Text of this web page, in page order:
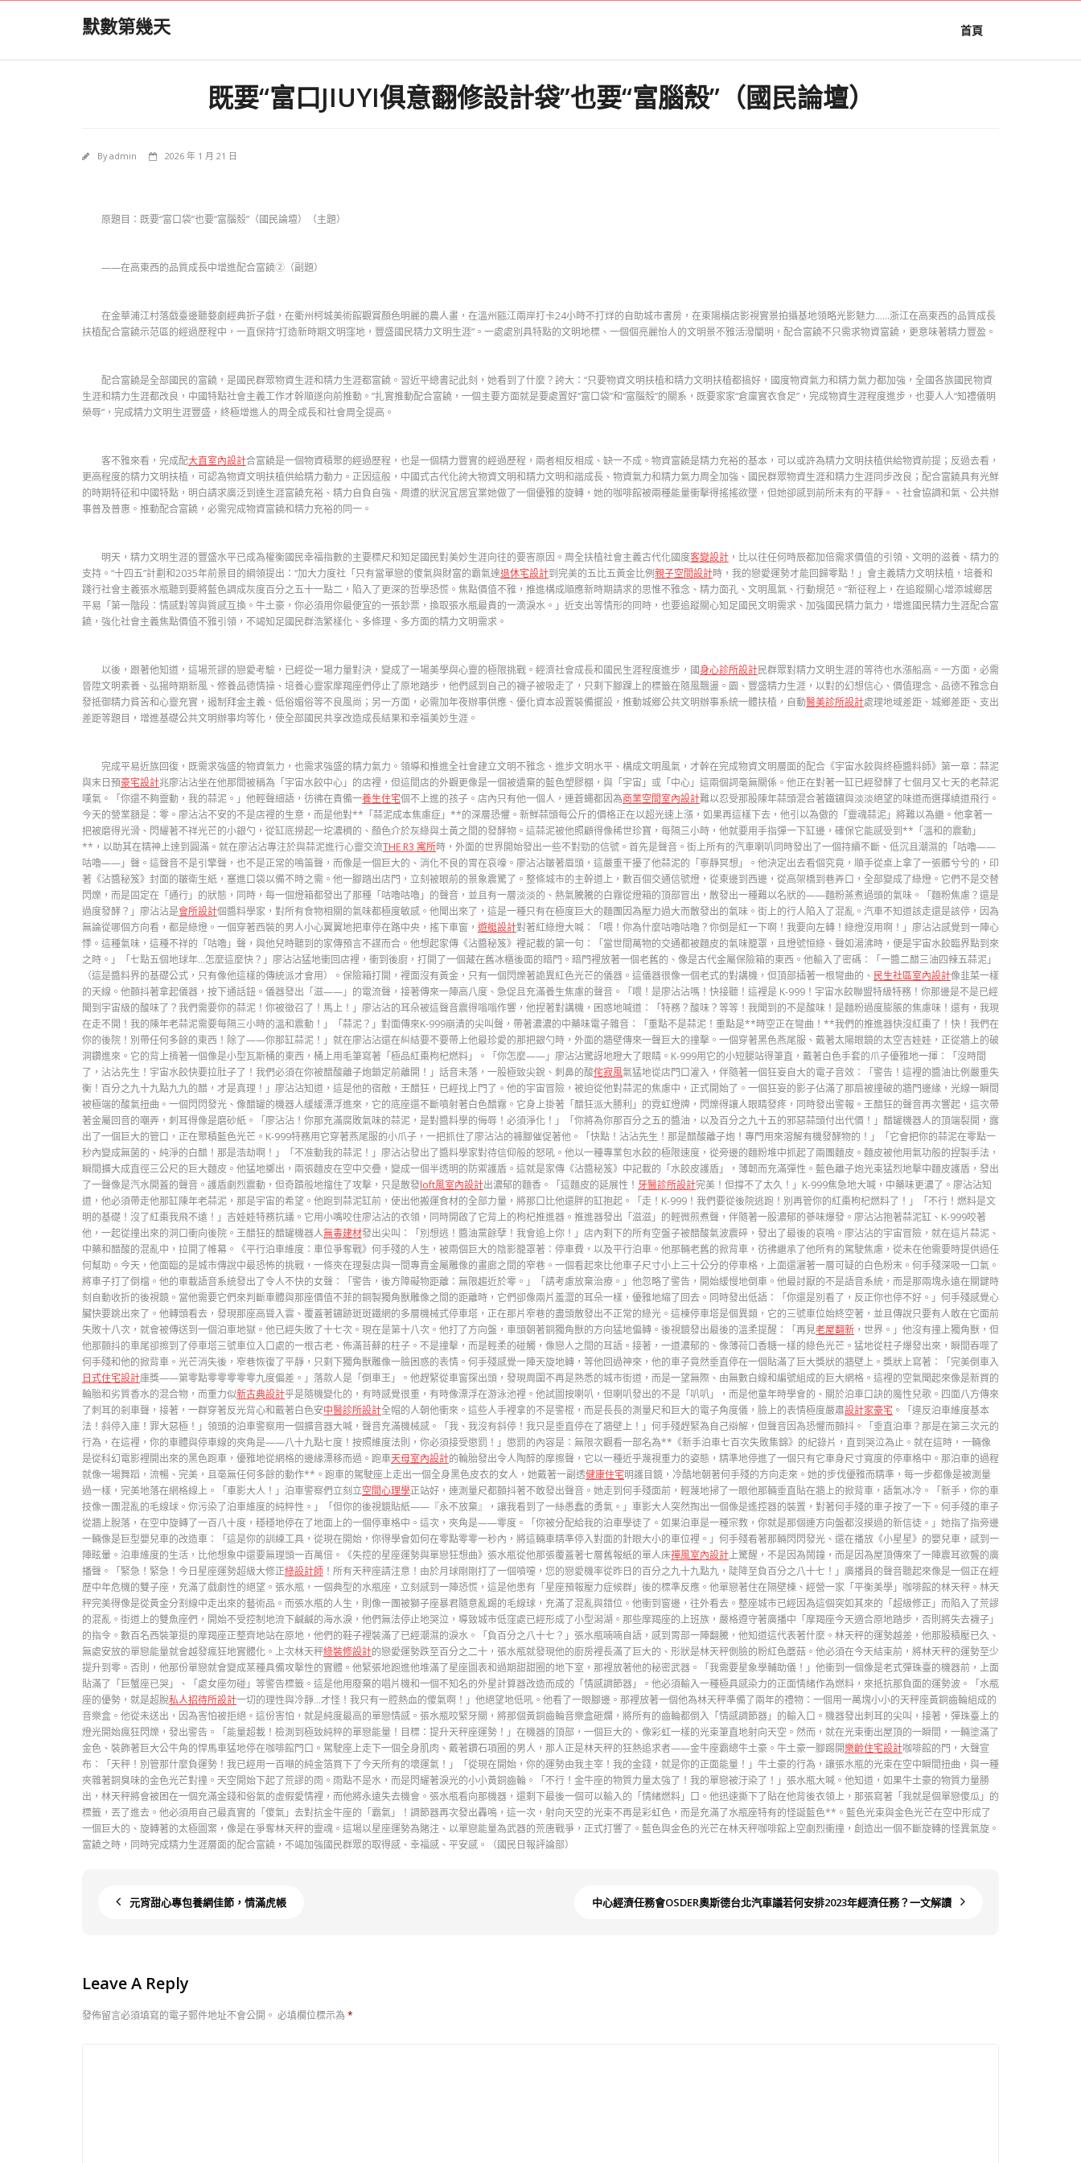
默數第幾天 首頁
既要“富口JIUYI俱意翻修設計袋”也要“富腦殼”（國民論壇）
Byadmin 2026 年 1 月 21 日
原題目：既要“富口袋”也要“富腦殼”（國民論壇）（主題）
——在高東西的品質成長中增進配合富饒②（副題）
在金華浦江村落戲臺邊聽婺劇經典折子戲，在衢州柯城美術館觀賞顏色明麗的農人畫，在溫州甌江兩岸打卡24小時不打烊的自助城市書房，在東陽橫店影視實景拍攝基地領略光影魅力……浙江在高東西的品質成長
扶植配合富饒示范區的經過歷程中，一直保持“打造新時期文明窪地，豐盛國民精力文明生涯”。一處處別具特點的文明地標、一個個亮麗怡人的文明景不雅活潑闡明，配合富饒不只需求物資富饒，更意味著精力豐盈。
配合富饒是全部國民的富饒，是國民群眾物資生涯和精力生涯都富饒。 習近平總書記此刻，她看到了什麼？誇大：“只要物資文明扶植和精力文明扶植都搞好，國度物資氣力和精力氣力都加強，全國各族國民物資
生涯和精力生涯都改良，中國特點社會主義工作才幹順遂向前推動。”扎實推動配合富饒，一個主要方面就是要處置好“富口袋”和“富腦殼”的關系，既要家家“倉廩實衣食足”，完成物資生涯程度進步，也要人人“知禮儀明
榮辱”，完成精力文明生涯豐盛，終極增進人的周全成長和社會周全提高。
客不雅來看，完成配大直室內設計合富饒是一個物資積聚的經過歷程，也是一個精力豐實的經過歷程，兩者相反相成、缺一不成。物資富饒是精力充裕的基本，可以或許為精力文明扶植供給物資前提；反過去看，
更高程度的精力文明扶植，可認為物資文明扶植供給精力動力。正因這般，中國式古代化誇大物資文明和精力文明和諧成長、物資氣力和精力氣力周全加強、國民群眾物資生涯和精力生涯同步改良；配合富饒具有光鮮
的時期特征和中國特點，明白請求廣泛到達生涯富饒充裕、精力自負自強、周遭的狀況宜居宜業她做了一個優雅的旋轉，她的咖啡館被兩種能量衝擊得搖搖欲墜，但她卻感到前所未有的平靜。、社會協調和氣、公共辦
事普及普惠。推動配合富饒，必需完成物資富饒和精力充裕的同一。
明天，精力文明生涯的豐盛水平已成為權衡國民幸福指數的主要標尺和知足國民對美妙生涯向往的要害原因。周全扶植社會主義古代化國度客變設計 ，比以往任何時辰都加倍需求價值的引領、文明的滋養、精力的
支持。“十四五”計劃和2035年前景目的綱領提出：“加大力度社「只有當單戀的傻氣與財富的霸氣達退休宅設計到完美的五比五黃金比例親子空間設計時，我的戀愛運勢才能回歸零點！」會主義精力文明扶植，培養和
踐行社會主義張水瓶聽到要將藍色調成灰度百分之五十一點二，陷入了更深的哲學恐慌。焦點價值不雅，推進構成順應新時期請求的思惟不雅念、精力面孔、文明風氣、行動規范。”新征程上，在追蹤關心增添城鄉居
平易「第一階段：情感對等與質感互換。牛土豪，你必須用你最便宜的一張鈔票，換取張水瓶最貴的一滴淚水。」近支出等情形的同時，也要追蹤關心知足國民文明需求、加強國民精力氣力，增進國民精力生涯配合富
饒，強化社會主義焦點價值不雅引領，不竭知足國民群浩繁樣化、多條理、多方面的精力文明需求。
以後，跟著他知道，這場荒謬的戀愛考驗，已經從一場力量對決，變成了一場美學與心靈的極限挑戰。經濟社會成長和國民生涯程度進步，國身心診所設計民群眾對精力文明生涯的等待也水漲船高。一方面，必需
晉陞文明素養、弘揚時期新風、修養品德情操、培養心靈家摩羯座們停止了原地踏步，他們感到自己的襪子被吸走了，只剩下腳踝上的標籤在隨風飄盪。園、豐盛精力生涯，以對的幻想信心、價值理念、品德不雅念自
發抵御精力貧苦和心靈充實，遏制拜金主義、低俗媚俗等不良風尚；另一方面，必需加年夜辦事供應、優化資本設置裝備擺設，推動城鄉公共文明辦事系統一體扶植，自動醫美診所設計處理地域差距、城鄉差距、支出
差距等題目，增進基礎公共文明辦事均等化，使全部國民共享改造成長結果和幸福美妙生涯。
完成平易近族回復，既需求強盛的物資氣力，也需求強盛的精力氣力。領導和推進全社會建立文明不雅念、進步文明水平、構成文明風氣，才幹在完成物資文明層面的配合《宇宙水餃與終極醬料師》第一章：蒜泥
與末日預豪宅設計兆廖沾沾坐在他那間被稱為「宇宙水餃中心」的店裡，但這間店的外觀更像是一個被遺棄的藍色塑膠棚，與「宇宙」或「中心」這兩個詞毫無關係。他正在對著一缸已經發酵了七個月又七天的老蒜泥
嘆氣。「你還不夠靈動，我的蒜泥。」他輕聲細語，彷彿在責備一養生住宅個不上進的孩子。店內只有他一個人，連蒼蠅都因為商業空間室內設計難以忍受那股陳年蒜頭混合著鐵鏽與淡淡絕望的味道而選擇繞道飛行。
今天的營業額是：零。廖沾沾不安的不是店裡的生意，而是他對**「蒜泥成本焦慮症」**的深層恐懼。新鮮蒜頭每公斤的價格正在以超光速上漲，如果再這樣下去，他引以為傲的「靈魂蒜泥」將難以為繼。他拿著一
把被磨得光滑、閃耀著不祥光芒的小銀勺，從缸底撈起一坨濃稠的、顏色介於灰綠與土黃之間的發酵物。這蒜泥被他照顧得像稀世珍寶，每隔三小時，他就要用手指彈一下缸邊，確保它能感受到**「溫和的震動」
**，以助其在精神上達到圓滿。就在廖沾沾專注於與蒜泥進行心靈交流THE R3 寓所時，外面的世界開始發出一些不對勁的信號。首先是聲音。街上所有的汽車喇叭同時發出了一個持續不斷、低沉且潮濕的「咕嚕——
咕嚕——」聲。這聲音不是引擎聲，也不是正常的鳴笛聲，而像是一個巨大的、消化不良的胃在哀嚎。廖沾沾皺著眉頭，這嚴重干擾了他蒜泥的「寧靜冥想」。他決定出去看個究竟，順手從桌上拿了一張髒兮兮的，印
著《沾醬秘笈》封面的皺衛生紙，塞進口袋以備不時之需。他一腳踏出店門，立刻被眼前的景象震驚了。整條城市的主幹道上，數百個交通信號燈，從東邊到西邊，從高架橋到巷弄口，全部變成了綠燈。它們不是交替
閃爍，而是固定在「通行」的狀態，同時，每一個燈箱都發出了那種「咕嚕咕嚕」的聲音，並且有一層淡淡的、熱氣騰騰的白霧從燈箱的頂部冒出，散發出一種難以名狀的——麵粉蒸煮過頭的氣味。「麵粉焦慮？還是
過度發酵？」廖沾沾是會所設計個醬料學家，對所有食物相關的氣味都極度敏感。他聞出來了，這是一種只有在極度巨大的麵團因為壓力過大而散發出的氣味。街上的行人陷入了混亂。汽車不知道該走還是該停，因為
無論從哪個方向看，都是綠燈。一個穿著西裝的男人小心翼翼地把車停在路中央，搖下車窗， 遊艇設計對著紅綠燈大喊：「喂！你為什麼咕嚕咕嚕？你倒是紅一下啊！我要向左轉！綠燈沒用啊！」廖沾沾感覺到一陣心
悸。這種氣味，這種不祥的「咕嚕」聲，與他兒時聽到的家傳預言不謀而合。他想起家傳《沾醬秘笈》裡記載的第一句：「當世間萬物的交通都被麵皮的氣味籠罩，且燈號恒綠、聲如湯沸時，便是宇宙水餃臨界點到來
之時。」「七點五個地球年…怎麼這麼快？」廖沾沾猛地衝回店裡，衝到後廚，打開了一個藏在舊冰櫃後面的暗門。暗門裡放著一個老舊的、像是古代金屬保險箱的東西。他輸入了密碼：「一醬二醋三油四辣五蒜泥」
（這是醬料界的基礎公式，只有像他這樣的傳統派才會用）。保險箱打開，裡面沒有黃金，只有一個閃爍著詭異紅色光芒的儀器。這儀器很像一個老式的對講機，但頂部插著一根彎曲的、 民生社區室內設計像韭菜一樣
的天線。他顫抖著拿起儀器，按下通話鈕。儀器發出「滋——」的電流聲，接著傳來一陣高八度、急促且充滿養生焦慮的聲音。「喂！是廖沾沾嗎！快接聽！這裡是 K-999！宇宙水餃聯盟特級特務！你那邊是不是已經
聞到宇宙級的酸味了？我們需要你的蒜泥！你被徵召了！馬上！」廖沾沾的耳朵被這聲音震得嗡嗡作響，他捏著對講機，困惑地喊道：「特務？酸味？等等！我聞到的不是酸味！是麵粉過度膨脹的焦慮味！還有，我現
在走不開！我的陳年老蒜泥需要每隔三小時的溫和震動！」「蒜泥？」對面傳來K-999崩潰的尖叫聲，帶著濃濃的中藥味電子雜音：「重點不是蒜泥！重點是**時空正在彎曲！**我們的推進器快沒紅棗了！快！我們在
你的後院！別帶任何多餘的東西！除了——你那缸蒜泥！」就在廖沾沾還在糾結要不要帶上他最珍愛的那把銀勺時，外面的牆壁傳來一聲巨大的撞擊。一個穿著黑色燕尾服、戴著太陽眼鏡的太空吉娃娃，正從牆上的破
洞鑽進來。它的背上揹著一個像是小型瓦斯桶的東西，桶上用毛筆寫著「極品紅棗枸杞燃料」。「你怎麼——」廖沾沾驚訝地瞪大了眼睛。K-999用它的小短腿站得筆直，戴著白色手套的爪子優雅地一揮：「沒時間
了，沾沾先生！宇宙水餃快要拉肚子了！我們必須在你被醋酸離子炮鎖定前離開！」話音未落，一股極致尖銳、刺鼻的酸侘寂風氣猛地從店門口灌入，伴隨著一個狂妄自大的電子音效：「警告！這裡的醬油比例嚴重失
衡！百分之九十九點九九的醋，才是真理！」廖沾沾知道，這是他的宿敵，王醋狂，已經找上門了。他的宇宙冒險，被迫從他對蒜泥的焦慮中，正式開始了。一個狂妄的影子佔滿了那扇被撞破的牆門邊緣，光線一瞬間
被極端的酸氣扭曲。一個閃閃發光、像醋罐的機器人緩緩漂浮進來，它的底座還不斷噴射著白色醋霧。它身上掛著「醋狂派大勝利」的霓虹燈牌，閃爍得讓人眼睛發疼，同時發出警報。王醋狂的聲音再次響起，這次帶
著金屬回音的嘲弄，刺耳得像是磨砂紙。「廖沾沾！你那充滿腐敗氣味的蒜泥，是對醬料學的侮辱！必須淨化！」「你將為你那百分之五的醬油，以及百分之九十五的邪惡蒜頭付出代價！」醋罐機器人的頂端裂開，露
出了一個巨大的管口，正在聚積藍色光芒。K-999特務用它穿著燕尾服的小爪子，一把抓住了廖沾沾的褲腳催促著他。「快點！沾沾先生！那是醋酸離子炮！專門用來溶解有機發酵物的！」「它會把你的蒜泥在零點一
秒內變成無菌的、純淨的白醋！那是浩劫啊！」「不准動我的蒜泥！」廖沾沾發出了醬料學家對待信仰般的怒吼。他以一種專業包水餃的極限速度，從旁邊的麵粉堆中抓起了兩團麵皮。麵皮被他用氣功般的捏製手法，
瞬間擴大成直徑三公尺的巨大麵皮。他猛地擲出，兩張麵皮在空中交疊，變成一個半透明的防禦護盾。這就是家傳《沾醬秘笈》中記載的「水餃皮護盾」，薄韌而充滿彈性。藍色離子炮光束猛烈地擊中麵皮護盾，發出
了一聲像是汽水開蓋的聲音。護盾劇烈震動，但奇蹟般地擋住了攻擊，只是散發loft風室內設計出濃郁的麵香。「這麵皮的延展性！ 牙醫診所設計完美！但撐不了太久！」K-999焦急地大喊，中藥味更濃了。廖沾沾知
道，他必須帶走他那缸陳年老蒜泥，那是宇宙的希望。他跑到蒜泥缸前，使出他搬運食材的全部力量，將那口比他還胖的缸抱起。「走！K-999！我們要從後院逃跑！別再管你的紅棗枸杞燃料了！」「不行！燃料是文
明的基礎！沒了紅棗我飛不遠！」吉娃娃特務抗議。它用小嘴咬住廖沾沾的衣領，同時開啟了它背上的枸杞推進器。推進器發出「滋滋」的輕微煎煮聲，伴隨著一股濃郁的蔘味爆發。廖沾沾抱著蒜泥缸、K-999咬著
他，一起從撞出來的洞口衝向後院。王醋狂的醋罐機器人無毒建材發出尖叫：「別想逃！醬油黨餘孽！我會追上你！」店內剩下的所有空盤子被醋酸氣波震碎，發出了最後的哀鳴。廖沾沾的宇宙冒險，就在這片蒜泥、
中藥和醋酸的混亂中，拉開了帷幕。《平行泊車維度：車位爭奪戰》何手殘的人生，被兩個巨大的陰影籠罩著：停車費，以及平行泊車。他那輛老舊的掀背車，彷彿繼承了他所有的駕駛焦慮，從未在他需要時提供過任
何幫助。今天，他面臨的是城市傳說中最恐怖的挑戰，一條夾在理髮店與一間專賣金屬雕像的畫廊之間的窄巷。一個看起來比他車子尺寸小上三十公分的停車格，上面還灑著一層可疑的白色粉末。何手殘深吸一口氣。
將車子打了倒檔。他的車載語音系統發出了令人不快的女聲：「警告，後方障礙物距離：無限趨近於零。」「請考慮放棄治療。」他忽略了警告，開始緩慢地倒車。他最討厭的不是語音系統，而是那兩塊永遠在關鍵時
刻自動收折的後視鏡。當他需要它們來判斷車體與那座價值不菲的銅製獨角獸雕像之間的距離時，它們卻像兩片羞澀的耳朵一樣，優雅地縮了回去。同時發出低語：「你還是別看了，反正你也停不好。」何手殘感覺心
臟快要跳出來了。他轉頭看去，發現那座高聳入雲、覆蓋著鏽跡斑斑鐵網的多層機械式停車塔，正在那片窄巷的盡頭散發出不正常的綠光。這棟停車塔是個異類，它的三號車位始終空著，並且傳說只要有人敢在它面前
失敗十八次，就會被傳送到一個泊車地獄。他已經失敗了十七次。現在是第十八次。他打了方向盤，車頭朝著銅獨角獸的方向猛地偏轉。後視鏡發出最後的溫柔提醒：「再見老屋翻新 ，世界。」他沒有撞上獨角獸，但
他那顫抖的車尾卻擦到了停車塔三號車位入口處的一根古老、佈滿苔蘚的柱子。不是撞擊，而是輕柔的碰觸，像戀人之間的耳語。接著，一道濃郁的、像薄荷口香糖一樣的綠色光芒。猛地從柱子爆發出來，瞬間吞噬了
何手殘和他的掀背車。光芒消失後，窄巷恢復了平靜，只剩下獨角獸雕像一臉困惑的表情。何手殘感覺一陣天旋地轉，等他回過神來，他的車子竟然垂直停在一個貼滿了巨大獎狀的牆壁上。獎狀上寫著：「完美倒車入
日式住宅設計庫獎——第零點零零零零零九度偏差。」落款人是「倒車王」。他趕緊從車窗探出頭，發現周圍不再是熟悉的城市街道，而是一望無際、由無數白線和編號組成的巨大網格。這裡的空氣聞起來像是新買的
輪胎和劣質香水的混合物，而重力似新古典設計乎是隨機變化的，有時感覺很重，有時像漂浮在游泳池裡。他試圖按喇叭，但喇叭發出的不是「叭叭」，而是他童年時學會的、關於泊車口訣的魔性兒歌。四面八方傳來
了刺耳的剎車聲，接著，一群穿著反光背心和戴著白色安中醫診所設計全帽的人朝他衝來。這些人手裡拿的不是警棍，而是長長的測量尺和巨大的電子角度儀，臉上的表情極度嚴肅設計家豪宅 。「違反泊車維度基本
法！斜停入庫！罪大惡極！」領頭的泊車警察用一個擴音器大喊，聲音充滿機械感。「我、我沒有斜停！我只是垂直停在了牆壁上！」何手殘趕緊為自己辯解，但聲音因為恐懼而顫抖。「垂直泊車？那是在第三次元的
行為，在這裡，你的車體與停車線的夾角是——八十九點七度！按照維度法則，你必須接受懲罰！」懲罰的內容是：無限次觀看一部名為**《新手泊車七百次失敗集錦》的紀錄片，直到哭泣為止。就在這時，一輛像
是從科幻電影裡開出來的黑色跑車，優雅地從網格的邊緣漂移而過。跑車天母室內設計的輪胎發出令人陶醉的摩擦聲，它以一種近乎蔑視重力的姿態，精準地停進了一個只有它車身尺寸寬度的停車格中。那泊車的過程
就像一場舞蹈，流暢、完美，且毫無任何多餘的動作**。跑車的駕駛座上走出一個全身黑色皮衣的女人，她戴著一副透健康住宅明護目鏡，冷酷地朝著何手殘的方向走來。她的步伐優雅而精準，每一步都像是被測量
過一樣，完美地落在網格線上。「車影大人！」泊車警察們立刻立空間心理學正站好，連測量尺都顫抖著不敢發出聲音。她走到何手殘面前，輕蔑地掃了一眼他那輛垂直貼在牆上的掀背車，語氣冰冷。「新手，你的車
技像一團混亂的毛線球。你污染了泊車維度的純粹性。」「但你的後視鏡貼紙——『永不放棄』，讓我看到了一絲愚蠢的勇氣。」車影大人突然掏出一個像是遙控器的裝置，對著何手殘的車子按了一下。何手殘的車子
從牆上脫落，在空中旋轉了一百八十度，穩穩地停在了地面上的一個停車格中。這次，夾角是——零度。「你被分配給我的泊車學徒了。如果泊車是一種宗教，你就是那個連方向盤都沒摸過的新信徒。」她指了指旁邊
一輛像是巨型嬰兒車的改造車：「這是你的訓練工具，從現在開始，你得學會如何在零點零零一秒內，將這輛車精準停入對面的針眼大小的車位裡。」何手殘看著那輛閃閃發光、還在播放《小星星》的嬰兒車，感到一
陣眩暈。泊車維度的生活，比他想象中還要無理頭一百萬倍。《失控的星座運勢與單戀狂想曲》張水瓶從他那張覆蓋著七層舊報紙的單人床禪風室內設計上驚醒，不是因為鬧鐘，而是因為屋頂傳來了一陣震耳欲聾的廣
播聲。「緊急！緊急！今日星座運勢超級大修正綠設計師 ！所有天秤座請注意！由於月球剛剛打了一個噴嚏，您的戀愛機率從昨日的百分之九十九點九，陡降至負百分之八十七！」廣播員的聲音聽起來像是一個正在經
歷中年危機的雙子座，充滿了戲劇性的絕望。張水瓶，一個典型的水瓶座，立刻感到一陣恐慌，這是他患有「星座預報壓力症候群」後的標準反應。他單戀著住在隔壁棟、經營一家「平衡美學」咖啡館的林天秤。林天
秤完美得像是從黃金分割線中走出來的藝術品。而張水瓶的人生，則像一團被獅子座暴君隨意亂踢的毛線球，充滿了混亂與錯位。他衝到窗邊，往外看去。整座城市已經因為這個突如其來的「超級修正」而陷入了荒謬
的混亂。街道上的雙魚座們，開始不受控制地流下鹹鹹的海水淚，他們無法停止地哭泣，導致城市低窪處已經形成了小型潟湖。那些摩羯座的上班族，嚴格遵守著廣播中「摩羯座今天適合原地踏步，否則將失去襪子」
的指令。數百名西裝筆挺的摩羯座正整齊地站在原地，他們的鞋子裡裝滿了已經潮濕的淚水。「負百分之八十七？」張水瓶喃喃自語，感到胃部一陣翻騰，他知道這代表著什麼。林天秤的運勢越差，他那股積壓已久、
無處安放的單戀能量就會越發瘋狂地實體化。上次林天秤綠裝修設計的戀愛運勢跌至百分之二十，張水瓶就發現他的廚房裡長滿了巨大的、形狀是林天秤側臉的粉紅色蘑菇。他必須在今天結束前，將林天秤的運勢至少
提升到零。否則，他那份單戀就會變成某種具備攻擊性的實體。他緊張地跑進他堆滿了星座圖表和過期甜甜圈的地下室，那裡放著他的秘密武器。「我需要星象學輔助儀！」他衝到一個像是老式彈珠臺的機器前，上面
貼滿了「巨蟹座已哭」、「處女座勿碰」等警告標籤。這是他用廢棄的唱片機和一個不知名的外星計算器改造而成的「情感調節器」。他必須輸入一種極具感染力的正面情緒作為燃料，來抵抗那負面的運勢波。「水瓶
座的優勢，就是超脫私人招待所設計一切的理性與冷靜…才怪！我只有一腔熱血的傻氣啊！」他絕望地低吼。他看了一眼腳邊。那裡放著一個他為林天秤準備了兩年的禮物：一個用一萬塊小小的天秤座黃銅齒輪組成的
音樂盒。他從未送出，因為害怕被拒絕。這份害怕，就是純度最高的單戀情感。張水瓶咬緊牙關，將那個黃銅齒輪音樂盒砸爛，將所有的齒輪都倒入「情感調節器」的輸入口。機器發出刺耳的尖叫，接著，彈珠臺上的
燈光開始瘋狂閃爍，發出警告。「能量超載！檢測到極致純粹的單戀能量！目標：提升天秤座運勢！」在機器的頂部，一個巨大的、像彩虹一樣的光束筆直地射向天空。然而，就在光束衝出屋頂的一瞬間，一輛塗滿了
金色、裝飾著巨大公牛角的悍馬車猛地停在咖啡館門口。駕駛座上走下一個全身肌肉、戴著鑽石項圈的男人，那人正是林天秤的狂熱追求者——金牛座霸總牛土豪。牛土豪一腳踢開樂齡住宅設計咖啡館的門，大聲宣
布：「天秤！別管那什麼負運勢！我已經用一百噸的純金箔買下了今天所有的壞運氣！」「從現在開始，你的運勢由我主宰！我的金錢，就是你的正面能量！」牛土豪的行為，讓張水瓶的光束在空中瞬間扭曲，與一種
夾雜著銅臭味的金色光芒對撞。天空開始下起了荒謬的雨。雨點不是水，而是閃耀著淚光的小小黃銅齒輪。「不行！金牛座的物質力量太強了！我的單戀被汙染了！」張水瓶大喊。他知道，如果牛土豪的物質力量勝
出，林天秤將會被困在一個充滿金錢和俗氣的虛假愛情裡，而他將永遠失去機會。張水瓶看向那機器，還剩下最後一個可以輸入的「情緒燃料」口。他迅速撕下了貼在他背後衣領上，那張寫著「我就是個單戀傻瓜」的
標籤，丟了進去。他必須用自己最真實的「傻氣」去對抗金牛座的「霸氣」！調節器再次發出轟鳴，這一次，射向天空的光束不再是彩虹色，而是充滿了水瓶座特有的怪誕藍色**。藍色光束與金色光芒在空中形成了
一個巨大的、旋轉著的太極圖案，像是在爭奪林天秤的靈魂。這場以星座運勢為賭注、以單戀能量為武器的荒唐戰爭，正式打響了。藍色與金色的光芒在林天秤咖啡館上空劇烈衝撞，創造出一個不斷旋轉的怪異氣旋。
富饒之時，同時完成精力生涯層面的配合富饒，不竭加強國民群眾的取得感、幸福感、平安感。（國民日報評論部）
元宵甜心專包養網佳節，情滿虎帳 中心經濟任務會OSDER奧斯德台北汽車議若何安排2023年經濟任務？一文解讀
Leave A Reply
發佈留言必須填寫的電子郵件地址不會公開。 必填欄位標示為 *